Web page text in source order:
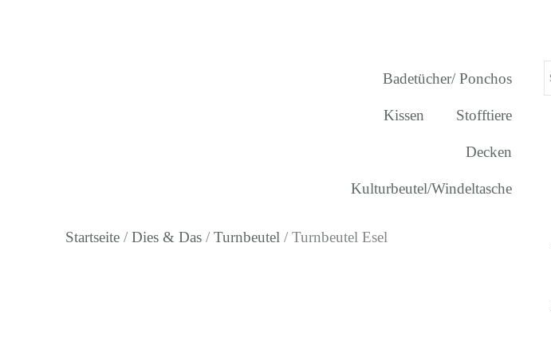
Badetücher/ Ponchos
Kissen Stofftiere
Decken
Kulturbeutel/Windeltasche
Startseite / Dies & Das / Turnbeutel / Turnbeutel Esel